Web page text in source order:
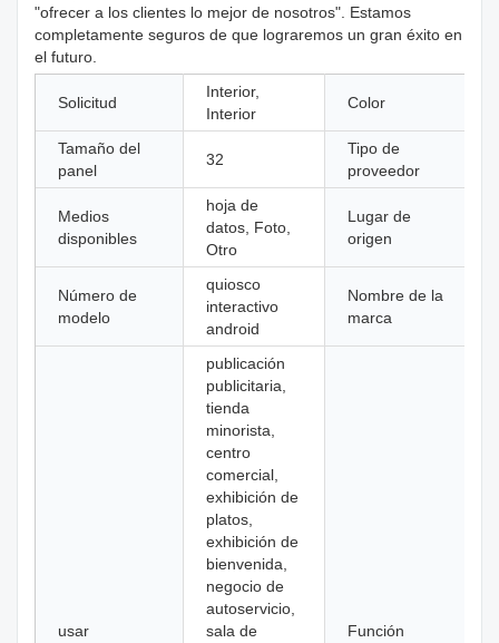
"ofrecer a los clientes lo mejor de nosotros". Estamos
completamente seguros de que lograremos un gran éxito en
el futuro.
Solicitud
Interior,
Interior
Color
Tamaño del
panel
32
Tipo de
proveedor
Medios
disponibles
hoja de
datos, Foto,
Otro
Lugar de
origen
Número de
modelo
quiosco
interactivo
android
Nombre de la
marca
usar
publicación
publicitaria,
tienda
minorista,
centro
comercial,
exhibición de
platos,
exhibición de
bienvenida,
negocio de
autoservicio,
sala de
Función